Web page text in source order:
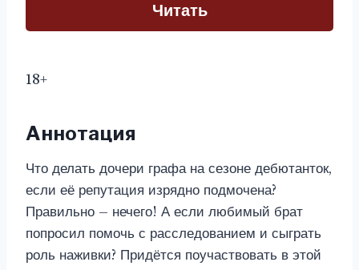
Читать
18+
Аннотация
Что делать дочери графа на сезоне дебютанток,
если её репутация изрядно подмочена?
Правильно – нечего! А если любимый брат
попросил помочь с расследованием и сыграть
роль наживки? Придётся поучаствовать в этой